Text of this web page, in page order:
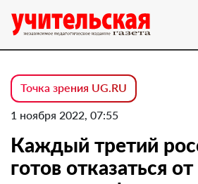
Точка зрения UG.RU
1 ноября 2022, 07:55
Каждый третий
готов отказаться